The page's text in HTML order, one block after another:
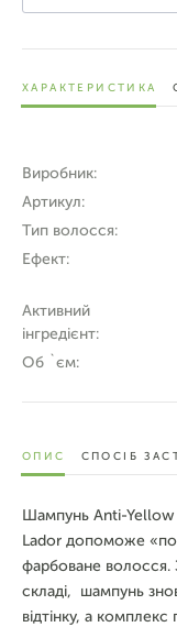
ХАРАКТЕРИСТИКА
Виробник:
Артикул:
Тип волосся:
Ефект:
Активний
інгредієнт:
Об `єм:
ОПИС СПОСІБ
Шампунь Anti-Yellow
Lador допоможе
фарбоване волосся.
складі, шампунь
відтінку, а